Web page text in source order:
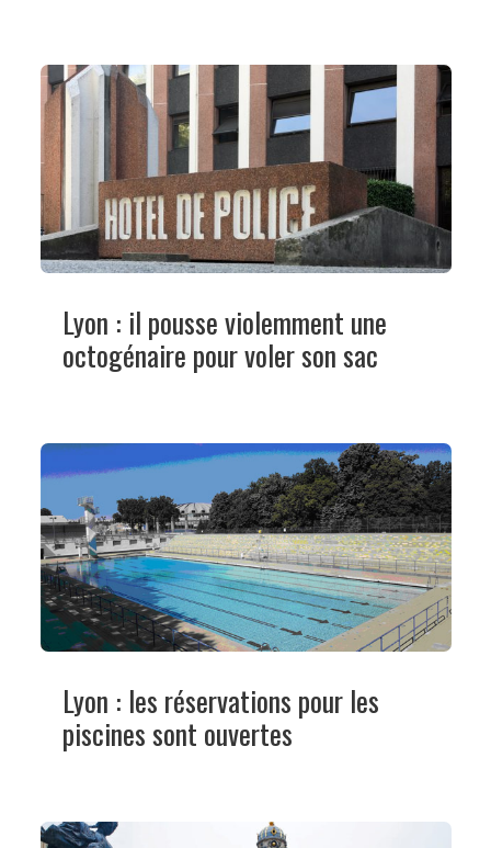
Lyon : il pousse violemment une
octogénaire pour voler son sac
Lyon : les réservations pour les
piscines sont ouvertes